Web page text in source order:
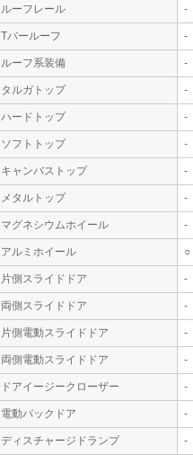
ルーフレール -
Tバールーフ -
ルーフ系装備 -
タルガトップ -
ハードトップ -
ソフトトップ -
キャンバストップ -
メタルトップ -
マグネシウムホイール -
アルミホイール ○
片側スライドドア -
両側スライドドア -
片側電動スライドドア -
両側電動スライドドア -
ドアイージークローザー -
電動バックドア -
ディスチャージドランプ -